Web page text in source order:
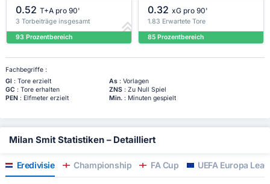
0.52 T+A pro 90'
3 Torbeiträge insgesamt
93 Prozentbereich
0.32 xG pro 90'
1.83 Erwartete Tore
85 Prozentbereich
Fachbegriffe :
Gl : Tore erzielt As: Vorlagen
GC : Tore erhalten ZNS: Zu Null Spiel
PEN: Elfmeter erzielt Min.: Minuten gespielt
Milan Smit Statistiken – Detailliert
Eredivisie Championship FA Cup UEFA Europa